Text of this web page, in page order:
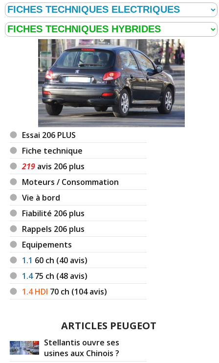
Essai 206 PLUS
Fiche technique
219 avis 206 plus
Moteurs / Consommation
Vie à bord
Fiabilité 206 plus
Rappels 206 plus
Equipements
1.1 60 ch (40 avis)
1.475 ch (48 avis)
1.4 HDI 70 ch (104 avis)
ARTICLES PEUGEOT
Stellantis ouvre ses
usines aux Chinois ?